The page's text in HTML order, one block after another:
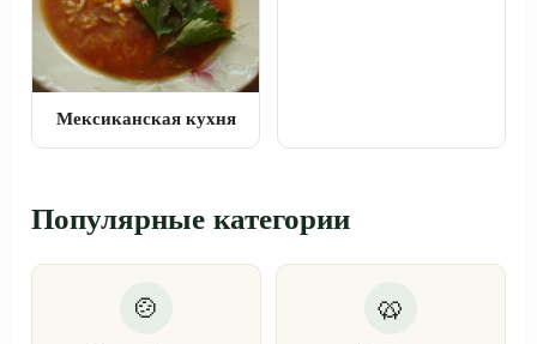
Мексиканская кухня
Популярные категории